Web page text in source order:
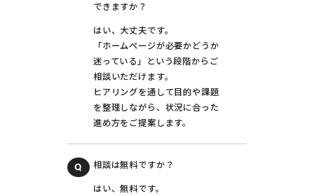
できますか？
はい、大丈夫です。
「ホームページが必要かどうか
迷っている」という段階からご
相談いただけます。
ヒアリングを通して目的や課題
を整理しながら、状況に合った
進め方をご提案します。
相談は無料ですか？
はい、無料です。